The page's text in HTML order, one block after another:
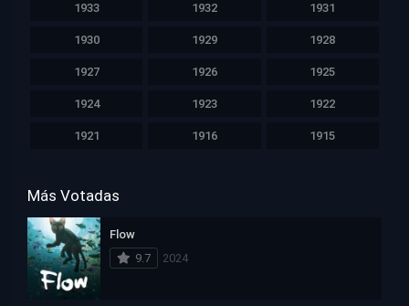
1933 1932 1931
1930 1929 1928
1927 1926 1925
1924 1923 1922
1921 1916 1915
Más Votadas
Flow
9.7
2024